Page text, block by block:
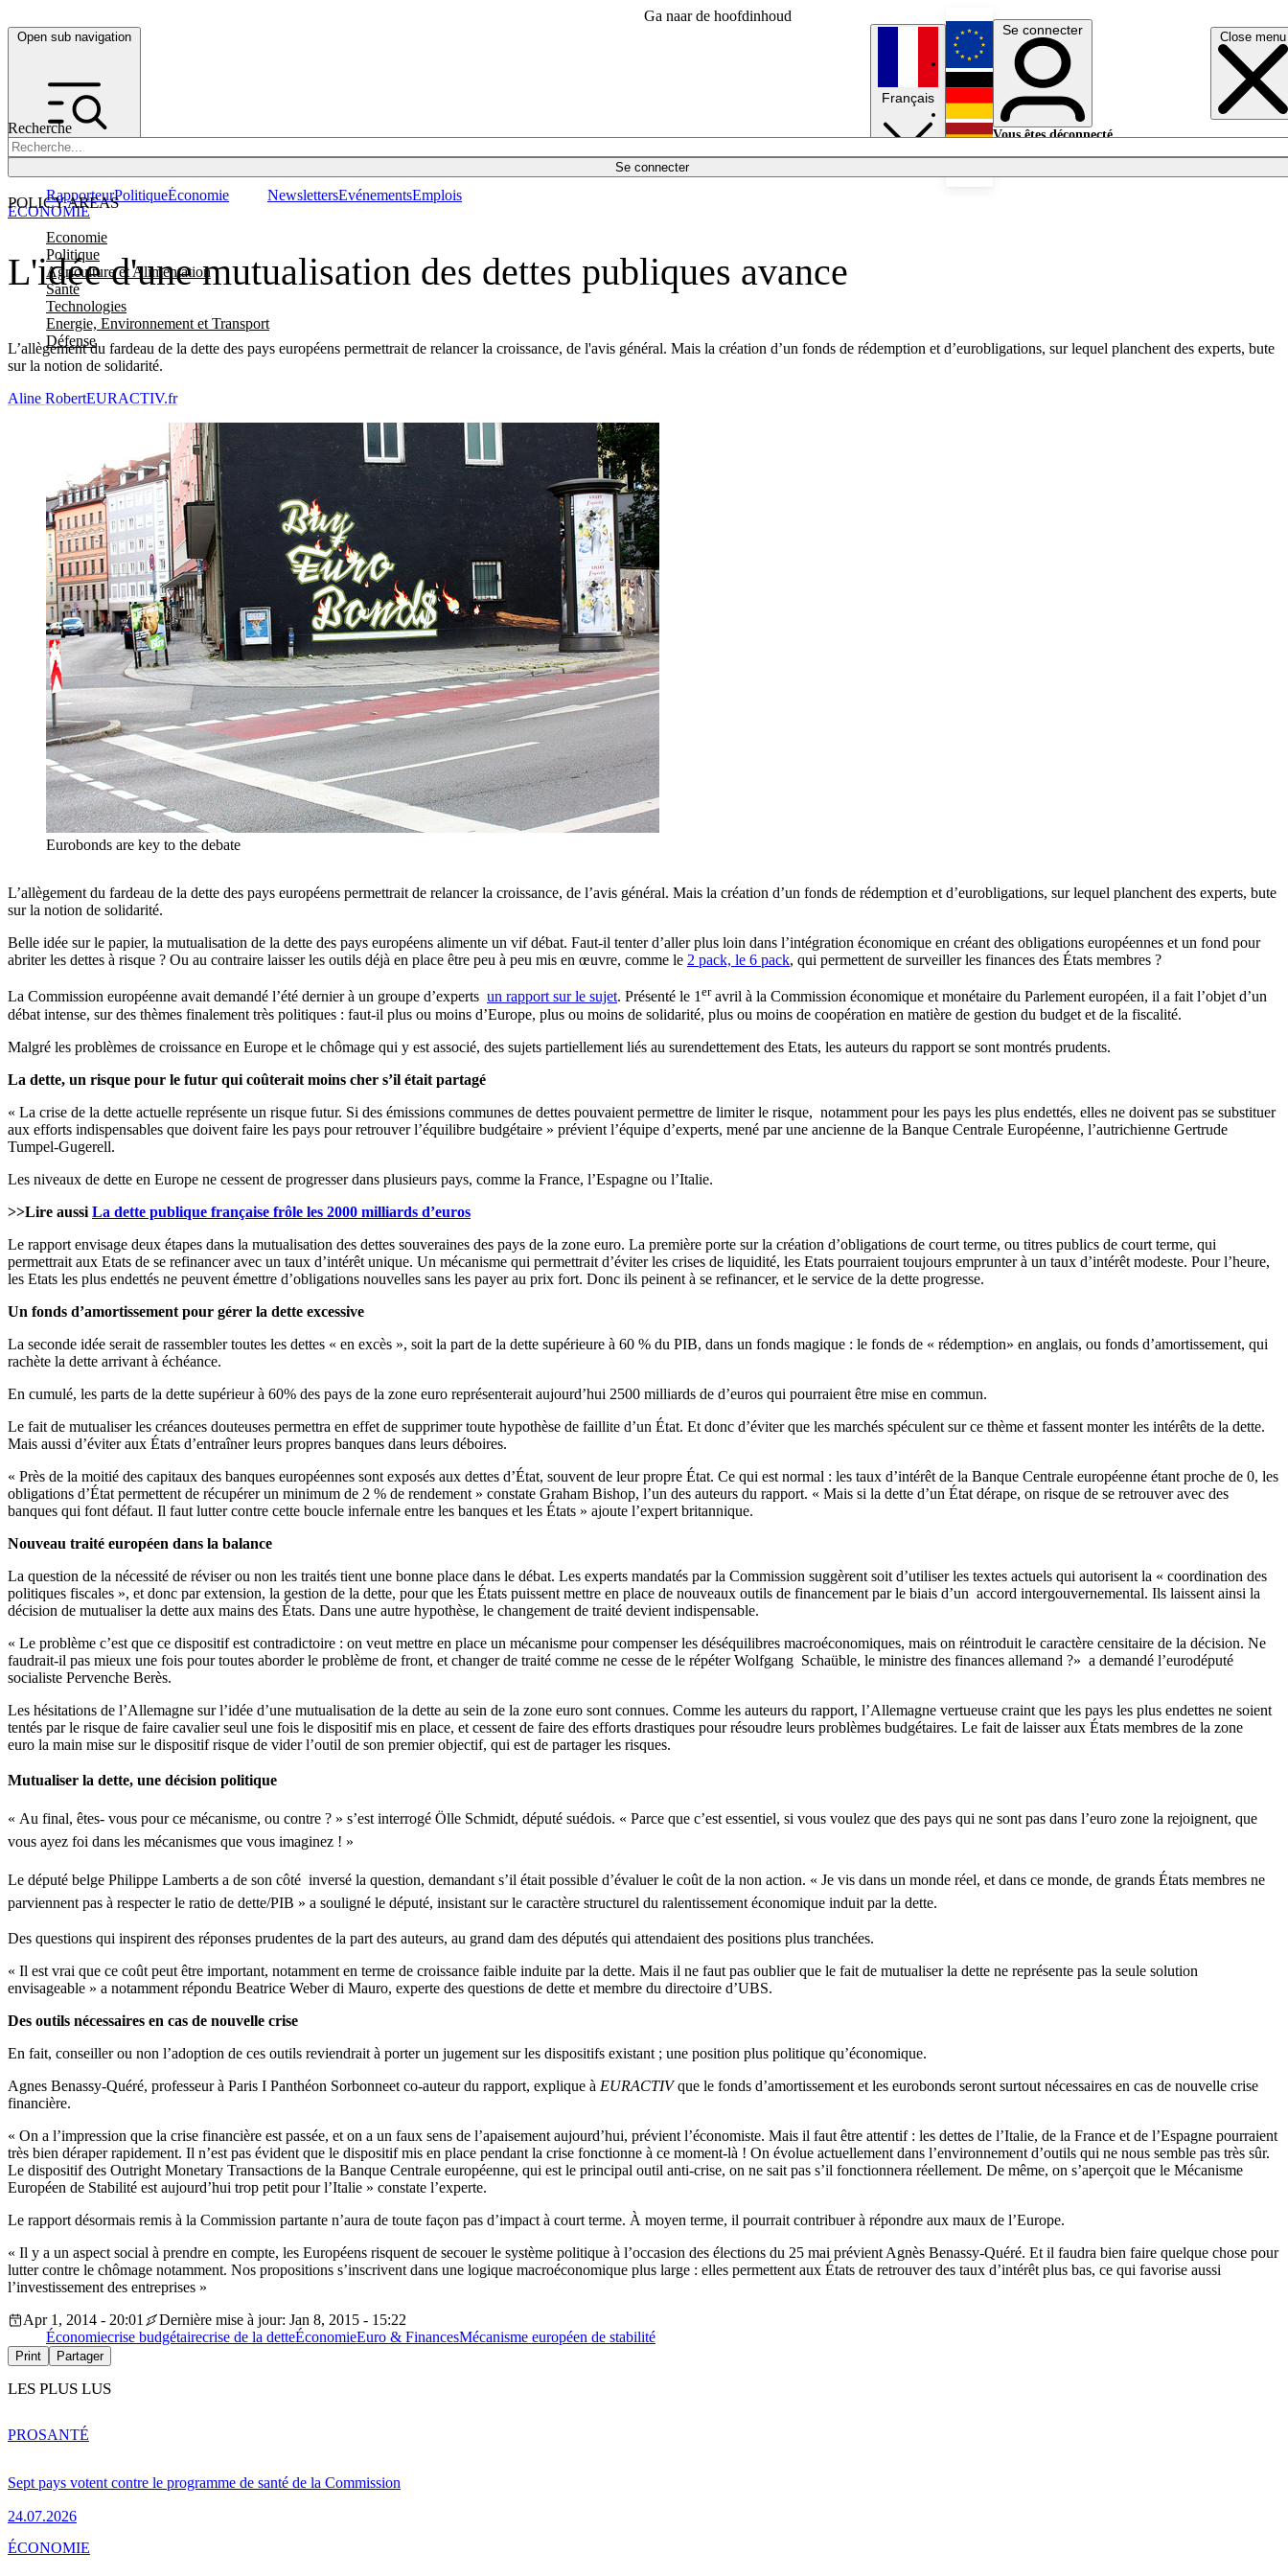
Ga naar de hoofdinhoud
Open sub navigation Close menu
Recherche
Se connecter
POLICY AREAS
Economie
Politique
Agriculture et Alimentation
Santé
Technologies
Energie, Environnement et Transport
Défense
RapporteurPolitiqueÉconomie NewslettersEvénementsEmplois
Français
English
Deutsch
Se connecter
Vous êtes déconnecté.
L'idée d'une mutualisation des dettes publiques avance
L’allègement du fardeau de la dette des pays européens permettrait de relancer la croissance, de l'avis général. Mais la création d’un fonds de rédemption et d’eurobligations, sur lequel planchent des experts, bute
sur la notion de solidarité.
ÉCONOMIE
Aline RobertEURACTIV.fr
Eurobonds are key to the debate
L’allègement du fardeau de la dette des pays européens permettrait de relancer la croissance, de l’avis général. Mais la création d’un fonds de rédemption et d’eurobligations, sur lequel planchent des experts, bute
sur la notion de solidarité.
Belle idée sur le papier, la mutualisation de la dette des pays européens alimente un vif débat. Faut-il tenter d’aller plus loin dans l’intégration économique en créant des obligations européennes et un fond pour
abriter les dettes à risque ? Ou au contraire laisser les outils déjà en place être peu à peu mis en œuvre, comme le 2 pack, le 6 pack, qui permettent de surveiller les finances des États membres ?
La Commission européenne avait demandé l’été dernier à un groupe d’experts un rapport sur le sujet. Présenté le 1eravril à la Commission économique et monétaire du Parlement européen, il a fait l’objet d’un
débat intense, sur des thèmes finalement très politiques : faut-il plus ou moins d’Europe, plus ou moins de solidarité, plus ou moins de coopération en matière de gestion du budget et de la fiscalité.
Malgré les problèmes de croissance en Europe et le chômage qui y est associé, des sujets partiellement liés au surendettement des Etats, les auteurs du rapport se sont montrés prudents.
La dette, un risque pour le futur qui coûterait moins cher s’il était partagé
« La crise de la dette actuelle représente un risque futur. Si des émissions communes de dettes pouvaient permettre de limiter le risque, notamment pour les pays les plus endettés, elles ne doivent pas se substituer
aux efforts indispensables que doivent faire les pays pour retrouver l’équilibre budgétaire » prévient l’équipe d’experts, mené par une ancienne de la Banque Centrale Européenne, l’autrichienne Gertrude
Tumpel-Gugerell.
Les niveaux de dette en Europe ne cessent de progresser dans plusieurs pays, comme la France, l’Espagne ou l’Italie.
>>Lire aussi La dette publique française frôle les 2000 milliards d’euros
Le rapport envisage deux étapes dans la mutualisation des dettes souveraines des pays de la zone euro. La première porte sur la création d’obligations de court terme, ou titres publics de court terme, qui
permettrait aux Etats de se refinancer avec un taux d’intérêt unique. Un mécanisme qui permettrait d’éviter les crises de liquidité, les Etats pourraient toujours emprunter à un taux d’intérêt modeste. Pour l’heure,
les Etats les plus endettés ne peuvent émettre d’obligations nouvelles sans les payer au prix fort. Donc ils peinent à se refinancer, et le service de la dette progresse.
Un fonds d’amortissement pour gérer la dette excessive
La seconde idée serait de rassembler toutes les dettes « en excès », soit la part de la dette supérieure à 60 % du PIB, dans un fonds magique : le fonds de « rédemption» en anglais, ou fonds d’amortissement, qui
rachète la dette arrivant à échéance.
En cumulé, les parts de la dette supérieur à 60% des pays de la zone euro représenterait aujourd’hui 2500 milliards de d’euros qui pourraient être mise en commun.
Le fait de mutualiser les créances douteuses permettra en effet de supprimer toute hypothèse de faillite d’un État. Et donc d’éviter que les marchés spéculent sur ce thème et fassent monter les intérêts de la dette.
Mais aussi d’éviter aux États d’entraîner leurs propres banques dans leurs déboires.
« Près de la moitié des capitaux des banques européennes sont exposés aux dettes d’État, souvent de leur propre État. Ce qui est normal : les taux d’intérêt de la Banque Centrale européenne étant proche de 0, les
obligations d’État permettent de récupérer un minimum de 2 % de rendement » constate Graham Bishop, l’un des auteurs du rapport. « Mais si la dette d’un État dérape, on risque de se retrouver avec des
banques qui font défaut. Il faut lutter contre cette boucle infernale entre les banques et les États » ajoute l’expert britannique.
Nouveau traité européen dans la balance
La question de la nécessité de réviser ou non les traités tient une bonne place dans le débat. Les experts mandatés par la Commission suggèrent soit d’utiliser les textes actuels qui autorisent la « coordination des
politiques fiscales », et donc par extension, la gestion de la dette, pour que les États puissent mettre en place de nouveaux outils de financement par le biais d’un accord intergouvernemental. Ils laissent ainsi la
décision de mutualiser la dette aux mains des États. Dans une autre hypothèse, le changement de traité devient indispensable.
« Le problème c’est que ce dispositif est contradictoire : on veut mettre en place un mécanisme pour compenser les déséquilibres macroéconomiques, mais on réintroduit le caractère censitaire de la décision. Ne
faudrait-il pas mieux une fois pour toutes aborder le problème de front, et changer de traité comme ne cesse de le répéter Wolfgang Schaüble, le ministre des finances allemand ?» a demandé l’eurodéputé
socialiste Pervenche Berès.
Les hésitations de l’Allemagne sur l’idée d’une mutualisation de la dette au sein de la zone euro sont connues. Comme les auteurs du rapport, l’Allemagne vertueuse craint que les pays les plus endettes ne soient
tentés par le risque de faire cavalier seul une fois le dispositif mis en place, et cessent de faire des efforts drastiques pour résoudre leurs problèmes budgétaires. Le fait de laisser aux États membres de la zone
euro la main mise sur le dispositif risque de vider l’outil de son premier objectif, qui est de partager les risques.
Mutualiser la dette, une décision politique
« Au final, êtes- vous pour ce mécanisme, ou contre ? » s’est interrogé Ölle Schmidt, député suédois. « Parce que c’est essentiel, si vous voulez que des pays qui ne sont pas dans l’euro zone la rejoignent, que
vous ayez foi dans les mécanismes que vous imaginez ! »
Le député belge Philippe Lamberts a de son côté inversé la question, demandant s’il était possible d’évaluer le coût de la non action. « Je vis dans un monde réel, et dans ce monde, de grands États membres ne
parviennent pas à respecter le ratio de dette/PIB » a souligné le député, insistant sur le caractère structurel du ralentissement économique induit par la dette.
Des questions qui inspirent des réponses prudentes de la part des auteurs, au grand dam des députés qui attendaient des positions plus tranchées.
« Il est vrai que ce coût peut être important, notamment en terme de croissance faible induite par la dette. Mais il ne faut pas oublier que le fait de mutualiser la dette ne représente pas la seule solution
envisageable » a notamment répondu Beatrice Weber di Mauro, experte des questions de dette et membre du directoire d’UBS.
Des outils nécessaires en cas de nouvelle crise
En fait, conseiller ou non l’adoption de ces outils reviendrait à porter un jugement sur les dispositifs existant ; une position plus politique qu’économique.
Agnes Benassy-Quéré, professeur à Paris I Panthéon Sorbonneet co-auteur du rapport, explique à EURACTIVque le fonds d’amortissement et les eurobonds seront surtout nécessaires en cas de nouvelle crise
financière.
« On a l’impression que la crise financière est passée, et on a un faux sens de l’apaisement aujourd’hui, prévient l’économiste. Mais il faut être attentif : les dettes de l’Italie, de la France et de l’Espagne pourraient
très bien déraper rapidement. Il n’est pas évident que le dispositif mis en place pendant la crise fonctionne à ce moment-là ! On évolue actuellement dans l’environnement d’outils qui ne nous semble pas très sûr.
Le dispositif des Outright Monetary Transactions de la Banque Centrale européenne, qui est le principal outil anti-crise, on ne sait pas s’il fonctionnera réellement. De même, on s’aperçoit que le Mécanisme
Européen de Stabilité est aujourd’hui trop petit pour l’Italie » constate l’experte.
Le rapport désormais remis à la Commission partante n’aura de toute façon pas d’impact à court terme. À moyen terme, il pourrait contribuer à répondre aux maux de l’Europe.
« Il y a un aspect social à prendre en compte, les Européens risquent de secouer le système politique à l’occasion des élections du 25 mai prévient Agnès Benassy-Quéré. Et il faudra bien faire quelque chose pour
lutter contre le chômage notamment. Nos propositions s’inscrivent dans une logique macroéconomique plus large : elles permettent aux États de retrouver des taux d’intérêt plus bas, ce qui favorise aussi
l’investissement des entreprises »
Apr 1, 2014 - 20:01
Dernière mise à jour: Jan 8, 2015 - 15:22
Économiecrise budgétairecrise de la detteÉconomieEuro & FinancesMécanisme européen de stabilité
Print Partager
LES PLUS LUS
Sept pays votent contre le programme de santé de la Commission
24.07.2026
PROSANTÉ
ÉCONOMIE